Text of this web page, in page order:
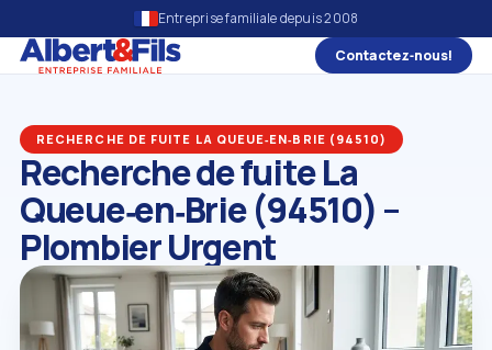
Entreprise familiale depuis 2008
Contactez‑nous!
RECHERCHE DE FUITE LA QUEUE‑EN‑BRIE (94510)
Recherche de fuite La
Queue‑en‑Brie (94510) –
Plombier Urgent